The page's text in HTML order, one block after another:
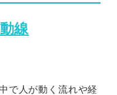
線
で人が動く流れや経